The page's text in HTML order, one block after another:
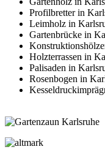
Profilbretter in
Leimholz in
Gartenbrücke in
Holzterrassen in
Palisaden in
Rosenbogen in